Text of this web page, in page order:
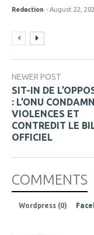
Redaction - August 22,
NEWER POST
SIT-IN DE
: L’ONU
VIOLENCES ET
CONTREDIT LE
OFFICIEL
COMMENTS
Wordpress (0)